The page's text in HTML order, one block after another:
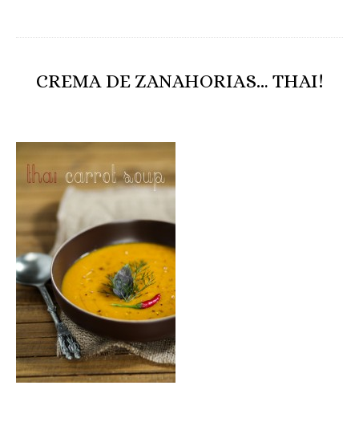
CREMA DE ZANAHORIAS… THAI!